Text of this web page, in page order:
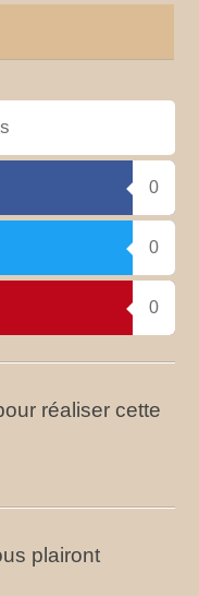
0
0
0
réaliser cette
plairont